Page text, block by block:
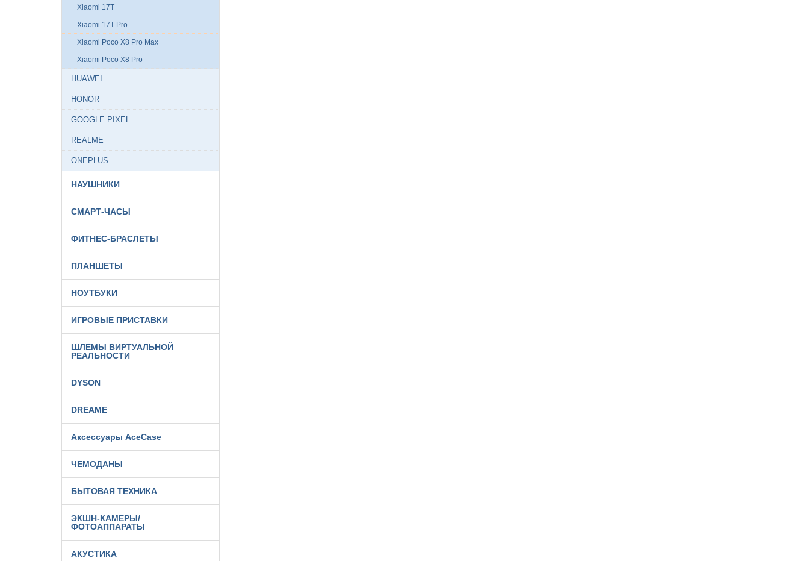
Xiaomi 17T
Xiaomi 17T Pro
Xiaomi Poco X8 Pro Max
Xiaomi Poco X8 Pro
HUAWEI
HONOR
GOOGLE PIXEL
REALME
ONEPLUS
НАУШНИКИ
СМАРТ-ЧАСЫ
ФИТНЕС-БРАСЛЕТЫ
ПЛАНШЕТЫ
НОУТБУКИ
ИГРОВЫЕ ПРИСТАВКИ
ШЛЕМЫ ВИРТУАЛЬНОЙ
РЕАЛЬНОСТИ
DYSON
DREAME
Аксессуары AceCase
ЧЕМОДАНЫ
БЫТОВАЯ ТЕХНИКА
ЭКШН-КАМЕРЫ/
ФОТОАППАРАТЫ
АКУСТИКА